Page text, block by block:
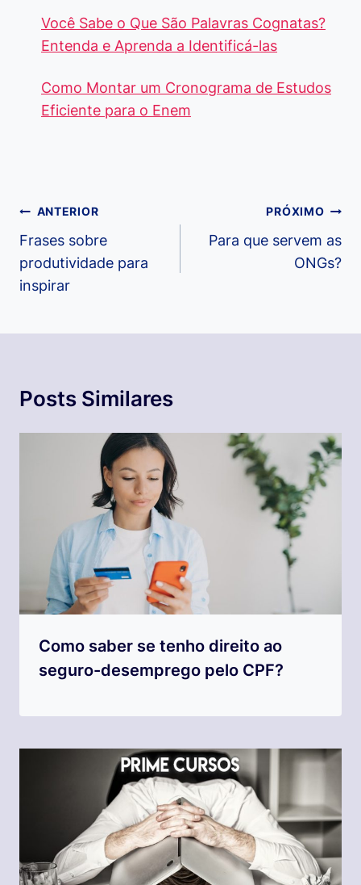
Você Sabe o Que São Palavras Cognatas?
Entenda e Aprenda a Identificá-las
Como Montar um Cronograma de Estudos
Eficiente para o Enem
Navegação
de
Post
ANTERIOR
Frases sobre
produtividade para
inspirar
PRÓXIMO
Para que servem as
ONGs?
Posts Similares
Como saber se tenho direito ao
seguro-desemprego pelo CPF?